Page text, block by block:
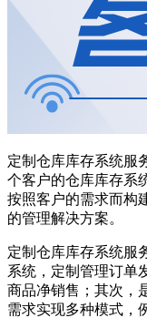
定制仓库库存系统服
个客户的仓库库存系
按照客户的需求而构
的管理解决方案。
定制仓库库存系统服
系统，定制管理订单
商品净销售；其次，
需求实现多种模式，